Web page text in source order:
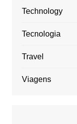
Technology
Tecnologia
Travel
Viagens